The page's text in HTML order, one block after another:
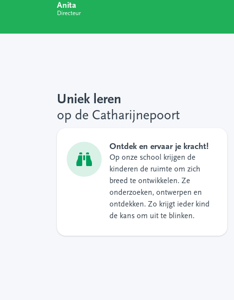
Anita
Directeur
Uniek leren
op de Catharijnepoort
Ontdek en ervaar je kracht!
Op onze school krijgen de
kinderen de ruimte om zich
breed te ontwikkelen. Ze
onderzoeken, ontwerpen en
ontdekken. Zo krijgt ieder kind
de kans om uit te blinken.